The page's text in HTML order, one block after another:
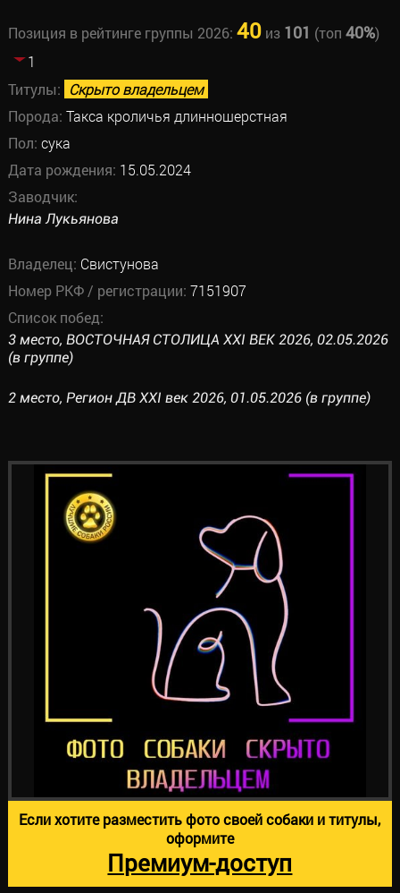
Позиция в рейтинге группы 2026: 40из 101 (топ 40%)
1
Титулы: Скрыто владельцем
Порода: Такса кроличья длинношерстная
Пол: сука
Дата рождения: 15.05.2024
Заводчик:
Нина Лукьянова
Владелец: Свистунова
Номер РКФ / регистрации: 7151907
Список побед:
3 место, ВОСТОЧНАЯ СТОЛИЦА XXI ВЕК 2026, 02.05.2026
(в группе)
2 место, Регион ДВ XXI век 2026, 01.05.2026 (в группе)
Если хотите разместить фото своей собаки и титулы,
оформите
Премиум-доступ